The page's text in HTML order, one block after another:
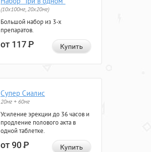
(10x100мг, 20x20мг)
Большой набор из 3-х
препаратов.
от 117Р Купить
Супер Сиалис
20мг + 60мг
Усиление эрекции до 36 часов и
продление полового акта в
одной таблетке.
от 90Р Купить